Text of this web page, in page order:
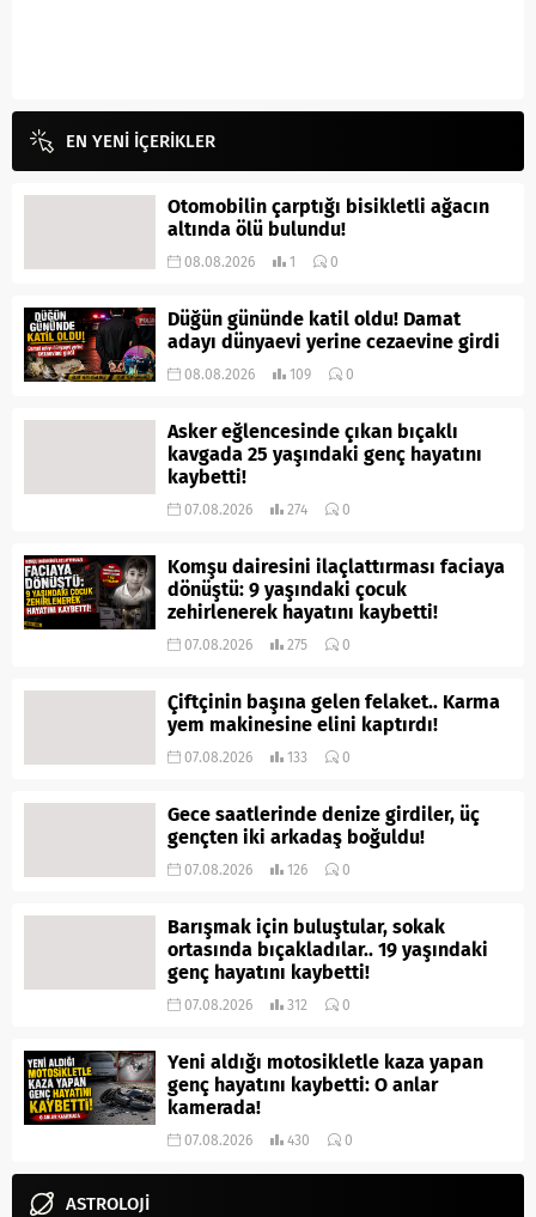
EN YENİ İÇERİKLER
Otomobilin çarptığı bisikletli ağacın
altında ölü bulundu!
08.08.2026 1 0
Düğün gününde katil oldu! Damat
adayı dünyaevi yerine cezaevine girdi
08.08.2026 109 0
Asker eğlencesinde çıkan bıçaklı
kavgada 25 yaşındaki genç hayatını
kaybetti!
07.08.2026 274 0
Komşu dairesini ilaçlattırması faciaya
dönüştü: 9 yaşındaki çocuk
zehirlenerek hayatını kaybetti!
07.08.2026 275 0
Çiftçinin başına gelen felaket.. Karma
yem makinesine elini kaptırdı!
07.08.2026 133 0
Gece saatlerinde denize girdiler, üç
gençten iki arkadaş boğuldu!
07.08.2026 126 0
Barışmak için buluştular, sokak
ortasında bıçakladılar.. 19 yaşındaki
genç hayatını kaybetti!
07.08.2026 312 0
Yeni aldığı motosikletle kaza yapan
genç hayatını kaybetti: O anlar
kamerada!
07.08.2026 430 0
ASTROLOJİ